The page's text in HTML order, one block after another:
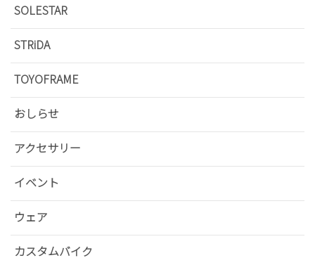
SOLESTAR
STRiDA
TOYOFRAME
おしらせ
アクセサリー
イベント
ウェア
カスタムバイク